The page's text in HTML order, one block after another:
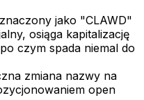
jako "CLAWD"
osiąga kapitalizację
czym spada niemal do
zmiana nazwy na
open